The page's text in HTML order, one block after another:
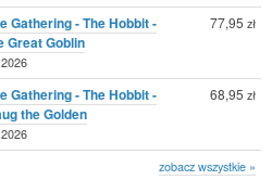
Gathering - The Hobbit -
Great Goblin
77,95 zł
Gathering - The Hobbit -
the Golden
68,95 zł
zobacz wszystkie »